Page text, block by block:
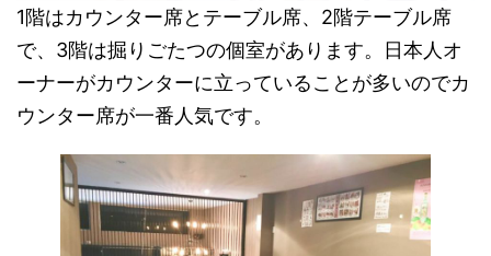
1階はカウンター席とテーブル席、2階テーブル席
で、3階は掘りごたつの個室があります。日本人オ
ーナーがカウンターに立っていることが多いのでカ
ウンター席が一番人気です。